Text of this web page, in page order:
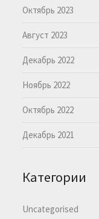
Октябрь 2023
Август 2023
Декабрь 2022
Ноябрь 2022
Октябрь 2022
Декабрь 2021
Категории
Uncategorised